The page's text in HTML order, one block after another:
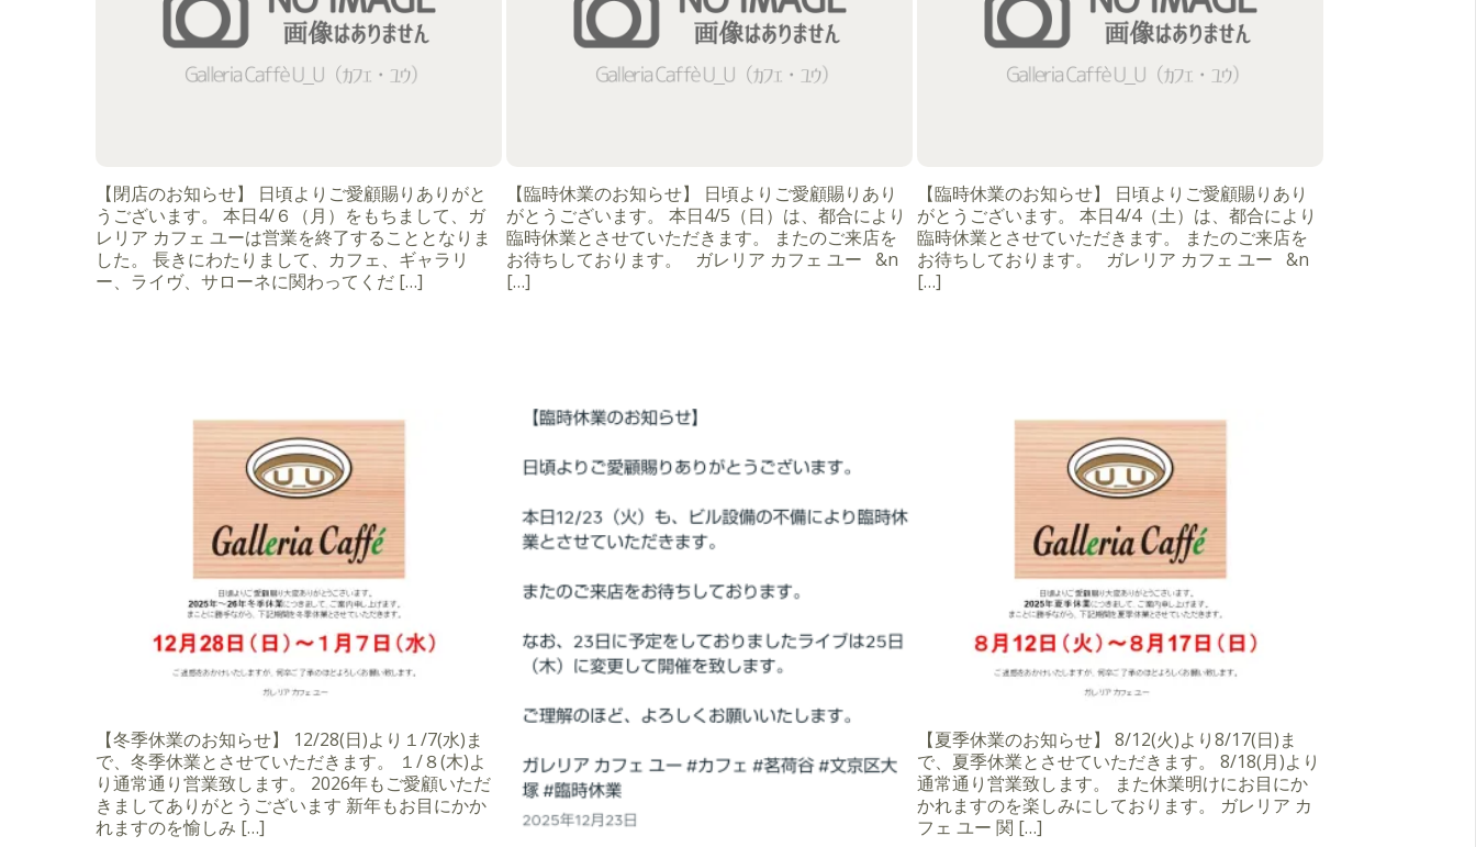
【閉店のお知らせ】 日頃よりご愛顧賜りありがと
うございます。 本日4/６（月）をもちまして、ガ
レリア カフェ ユーは営業を終了することとなりま
した。 長きにわたりまして、カフェ、ギャラリ
ー、ライヴ、サローネに関わってくだ […]
【臨時休業のお知らせ】 日頃よりご愛顧賜りあり
がとうございます。 本日4/5（日）は、都合により
臨時休業とさせていただきます。 またのご来店を
お待ちしております。 ガレリア カフェ ユー &n
[…]
【臨時休業のお知らせ】 日頃よりご愛顧賜りあり
がとうございます。 本日4/4（土）は、都合により
臨時休業とさせていただきます。 またのご来店を
お待ちしております。 ガレリア カフェ ユー &n
[…]
【冬季休業のお知らせ】 12/28(日)より１/7(水)ま
で、冬季休業とさせていただきます。 １/８(木)よ
り通常通り営業致します。 2026年もご愛顧いただ
きましてありがとうございます 新年もお目にかか
れますのを愉しみ […]
【夏季休業のお知らせ】 8/12(火)より8/17(日)ま
で、夏季休業とさせていただきます。 8/18(月)より
通常通り営業致します。 また休業明けにお目にか
かれますのを楽しみにしております。 ガレリア カ
フェ ユー 関 […]